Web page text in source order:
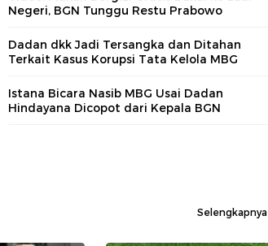
Negeri, BGN Tunggu Restu Prabowo
Dadan dkk Jadi Tersangka dan Ditahan
Terkait Kasus Korupsi Tata Kelola MBG
Istana Bicara Nasib MBG Usai Dadan
Hindayana Dicopot dari Kepala BGN
Selengkapnya